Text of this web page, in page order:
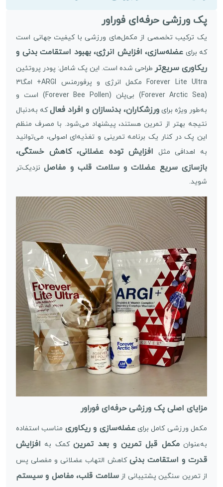
پک ورزشی حرفه‌ای فوراور
یک ترکیب تخصصی از مکمل‌های ورزشی با کیفیت جهانی است
که برای عضله‌سازی، افزایش انرژی، بهبود استقامت بدنی و
ریکاوری سریع‌تر طراحی شده است. این پک شامل: پودر پروتئین
Forever Lite Ultra مکمل انرژی و پرفورمنس ARGI+ امگا۳
(Forever Arctic Sea) بی‌پلن (Forever Bee Pollen) است و
به‌طور ویژه برایورزشکاران، بدنسازان و افراد فعالکه به‌دنبال
نتیجه بهتر از تمرین هستند، پیشنهاد می‌شود. با مصرف منظم
این پک در کنار یک برنامه تمرینی و تغذیه‌ای اصولی، می‌توانید
به اهدافی مثل افزایش توده عضلانی، کاهش خستگی،
بازسازی سریع عضلات و سلامت قلب و مفاصلنزدیک‌تر
شوید.
مزایای اصلی پک ورزشی حرفه‌ای فوراور
مکمل ورزشی کامل برایعضله‌سازی و ریکاوری مناسب استفاده
به‌عنوانمکمل قبل تمرین و بعد تمرینکمک به افزایش
قدرت و استقامت بدنی کاهش التهاب عضلانی و مفصلی پس
از تمرین سنگین پشتیبانی ازسلامت قلب، مفاصل و سیستم